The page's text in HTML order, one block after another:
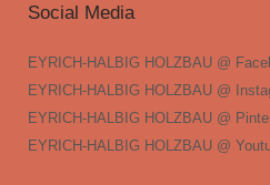
Social Media
EYRICH-HALBIG HOLZBAU @
EYRICH-HALBIG HOLZBAU @
EYRICH-HALBIG HOLZBAU @
EYRICH-HALBIG HOLZBAU @